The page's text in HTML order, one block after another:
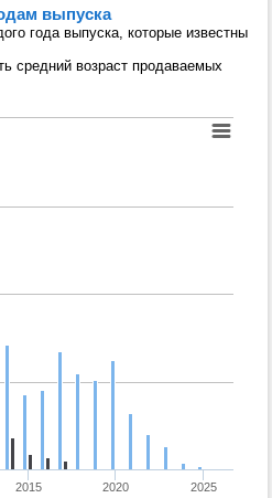
выпуска
года выпуска, которые известны
средний возраст продаваемых
2015 2020 2025